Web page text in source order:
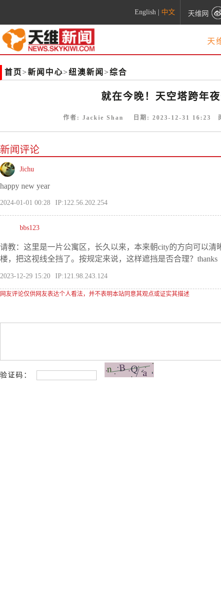
English 中文 天维网
天
首页>新闻中心>纽澳新闻 >综合
就在今晚！天空塔跨年
作者: Jackie Shan 日期: 2023-12-31 16:23
新闻评论
Jichu
happy new year
2024-01-01 00:28 IP:122.56.202.254
bbs123
请教：这里是一片公寓区，长久以来，本来朝city的方向可以
楼，把这视线全挡了。按规定来说，这样遮挡是否合理？thanks
2023-12-29 15:20 IP:121.98.243.124
网友评论仅供网友表达个人看法，并不表明本站同意其观点或证实其描述
验证码：